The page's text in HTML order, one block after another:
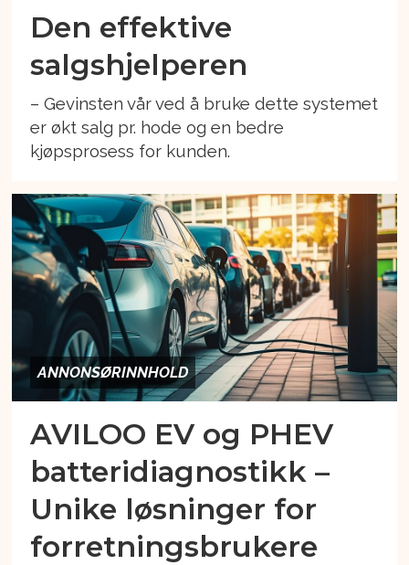
Den effektive
salgshjelperen
– Gevinsten vår ved å bruke dette systemet
er økt salg pr. hode og en bedre
kjøpsprosess for kunden.
ANNONSØRINNHOLD
AVILOO EV og PHEV
batteridiagnostikk –
Unike løsninger for
forretningsbrukere